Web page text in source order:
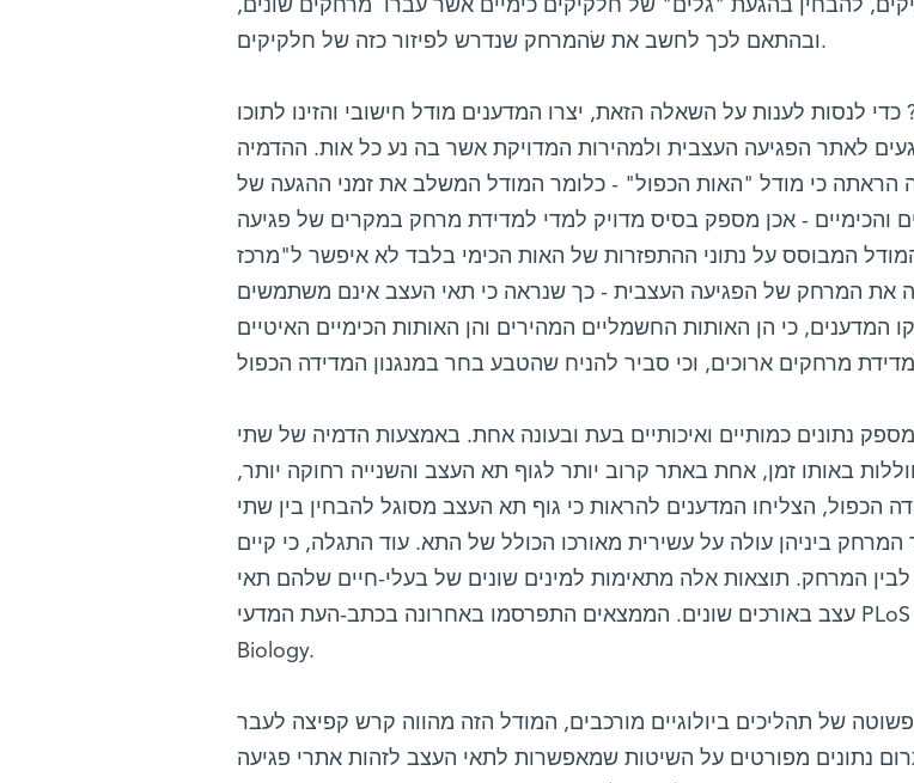
להבחין בהגעת "גלים" של חלקיקים כימיים אשר עברו מרחקים שונים,
ובהתאם לכך לחשב את שׂהמרחק שנדרש לפיזור כזה של חלקיקים.
לנסות לענות על השאלה הזאת, יצרו המדענים מודל חישובי והזינו לתוכו
לאתר הפגיעה העצבית ולמהירות המדויקת אשר בה נע כל אות. ההדמיה
כי מודל "האות הכפול" - כלומר המודל המשלב את זמני ההגעה של
והכימיים - אכן מספק בסיס מדויק למדי למדידת מרחק במקרים של פגיעה
המבוסס על נתוני ההתפזרות של האות הכימי בלבד לא איפשר ל"מרכז
את המרחק של הפגיעה העצבית - כך שנראה כי תאי העצב אינם משתמשים
המדענים, כי הן האותות החשמליים המהירים והן האותות הכימיים האיטיים
נתונים כמותיים ואיכותיים בעת ובעונה אחת. באמצעות הדמיה של שתי
באותו זמן, אחת באתר קרוב יותר לגוף תא העצב והשנייה רחוקה יותר,
הכפול, הצליחו המדענים להראות כי גוף תא העצב מסוגל להבחין בין שתי
המרחק ביניהן עולה על עשירית מאורכו הכולל של התא. עוד התגלה, כי קיים
לבין המרחק. תוצאות אלה מתאימות למינים שונים של בעלי-חיים שלהם תאי
עצב באורכים שונים. הממצאים התפרסמו באחרונה בכתב-העת המדעי PLoS Computational
Biology.
של תהליכים ביולוגיים מורכבים, המודל הזה מהווה קרש קפיצה לעבר
נתונים מפורטים על השיטות שמאפשרות לתאי העצב לזהות אתרי פגיעה